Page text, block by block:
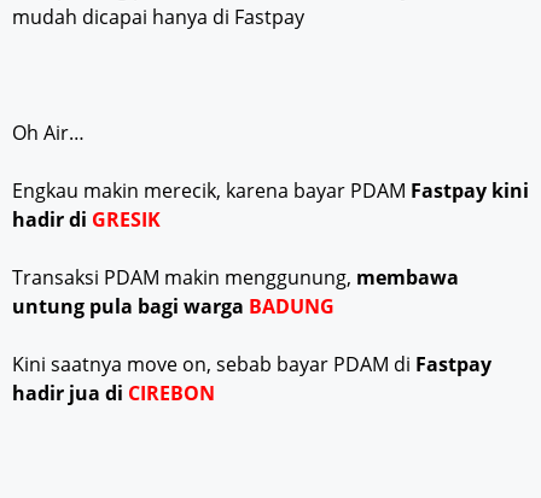
mudah dicapai hanya di Fastpay
Oh Air…
Engkau makin merecik, karena bayar PDAM Fastpay kini
hadir di GRESIK
Transaksi PDAM makin menggunung, membawa
untung pula bagi warga BADUNG
Kini saatnya move on, sebab bayar PDAM di Fastpay
hadir jua di CIREBON